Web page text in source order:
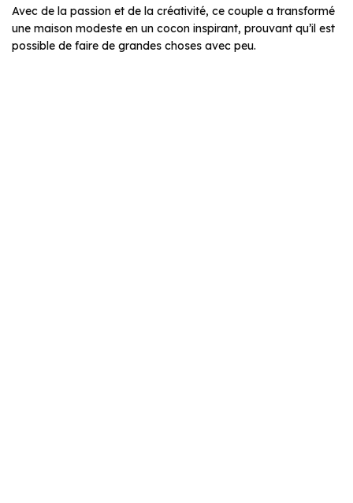
Avec de la passion et de la créativité, ce couple a transformé
une maison modeste en un cocon inspirant, prouvant qu’il est
possible de faire de grandes choses avec peu.